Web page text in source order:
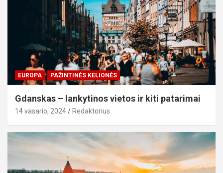
EUROPA PAŽINTINĖS KELIONĖS
Gdanskas – lankytinos vietos ir kiti patarimai
14 vasario, 2024 Redaktorius